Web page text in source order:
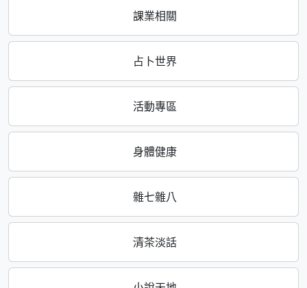
課業相關
占卜世界
活動專區
身體健康
雜七雜八
清茶淡話